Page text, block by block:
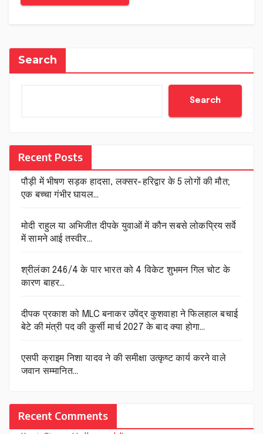
Search
Search
Recent Posts
पौड़ी में भीषण सड़क हादसा, लक्सर-हरिद्वार के 5 लोगों की मौत;
एक बच्चा गंभीर घायल…
मोदी राहुल या अभिजीत दीपके युवाओं में कौन सबसे लोकप्रिय सर्वे
में सामने आई तस्वीर…
श्रीलंका 246/4 के पार भारत को 4 विकेट शुभमन गिल चोट के
कारण बाहर…
दीपक प्रकाश को MLC बनाकर उपेंद्र कुशवाहा ने फिलहाल बचाई
बेटे की मंत्री पद की कुर्सी मार्च 2027 के बाद क्या होगा…
एसपी क्राइम निशा यादव ने की समीक्षा उत्कृष्ट कार्य करने वाले
जवान सम्मानित…
Recent Comments